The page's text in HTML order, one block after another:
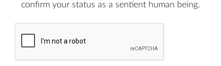
confirm your status as a sentient human being.